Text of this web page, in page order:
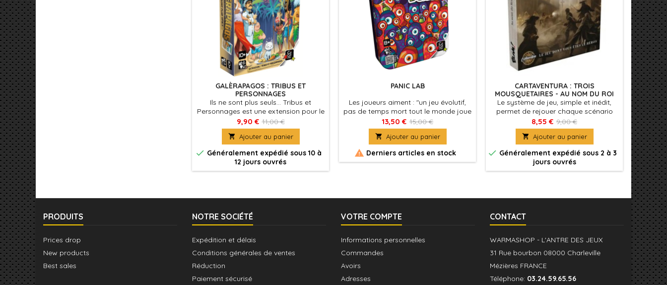
GALÈRAPAGOS : TRIBUS ET
PERSONNAGES
Ils ne sont plus seuls... Tribus et
Personnages est une extension pour le
jeu Galèrapagos.
9,90 € 11,00 €
 Ajouter au panier
 Généralement expédié sous 10 à
12 jours ouvrés
PANIC LAB
Les joueurs aiment : "un jeu évolutif,
pas de temps mort tout le monde joue
en même temps, principe simple
mais original, super matériel dans une
petite boîte"
13,50 € 15,00 €
 Ajouter au panier
 Derniers articles en stock
CARTAVENTURA : TROIS
MOUSQUETAIRES - AU NOM DU ROI
Le système de jeu, simple et inédit,
permet de rejouer chaque scénario
plusieurs fois afin de découvrir toutes
les fins possibles. Dans Les Trois
Mousquetaires, découvrez 3 fins
différentes, dont 2 alternatives !
8,55 € 9,00 €
 Ajouter au panier
 Généralement expédié sous 2 à 3
jours ouvrés
lettres
avec

PRODUITS
Prices drop
New products
Best sales
NOTRE SOCIÉTÉ
Expédition et délais
Conditions générales de ventes
Réduction
Paiement sécurisé
VOTRE COMPTE
Informations personnelles
Commandes
Avoirs
Adresses
CONTACT
WARMASHOP - L'ANTRE DES JEUX
31 Rue bourbon 08000 Charleville
Mézières FRANCE
Téléphone: 03.24.59.65.56